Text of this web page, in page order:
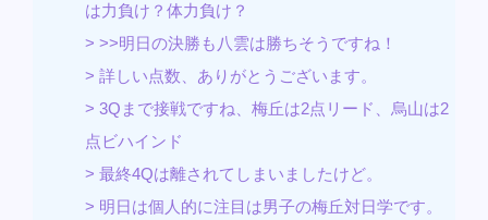
は力負け？体力負け？
> >>明日の決勝も八雲は勝ちそうですね！
> 詳しい点数、ありがとうございます。
> 3Qまで接戦ですね、梅丘は2点リード、烏山は2
点ビハインド
> 最終4Qは離されてしまいましたけど。
> 明日は個人的に注目は男子の梅丘対日学です。